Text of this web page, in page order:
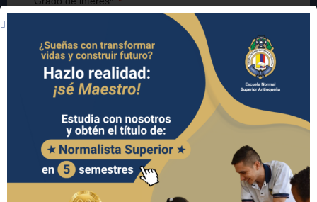
Nombre (s) del acudiente*
Apellido (s) del acudiente